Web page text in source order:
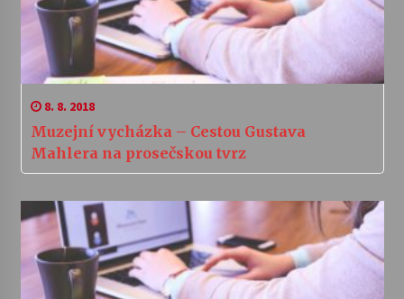
8. 8. 2018
Muzejní vycházka – Cestou Gustava
Mahlera na prosečskou tvrz